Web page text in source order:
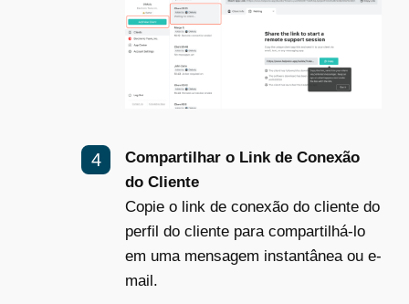
Compartilhar o Link de Conexão
do Cliente
Copie o link de conexão do cliente do
perfil do cliente para compartilhá-lo
em uma mensagem instantânea ou e-
mail.